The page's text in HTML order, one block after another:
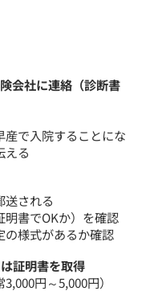
会社に連絡（診断書
産で入院することにな
える
送される
書でOKか）を確認
の様式があるか確認
証明書を取得
円～5,000円）